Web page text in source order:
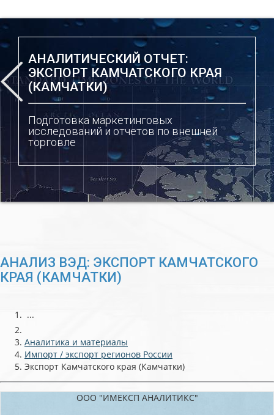
АНАЛИТИЧЕСКИЙ ОТЧЕТ:
ЭКСПОРТ КАМЧАТСКОГО КРАЯ
(КАМЧАТКИ)
Подготовка маркетинговых
исследований и отчетов по внешней
торговле
АНАЛИЗ ВЭД: ЭКСПОРТ КАМЧАТСКОГО
КРАЯ (КАМЧАТКИ)
...
Аналитика и материалы
Импорт / экспорт регионов России
Экспорт Камчатского края (Камчатки)
ООО "ИМЕКСП АНАЛИТИКС"